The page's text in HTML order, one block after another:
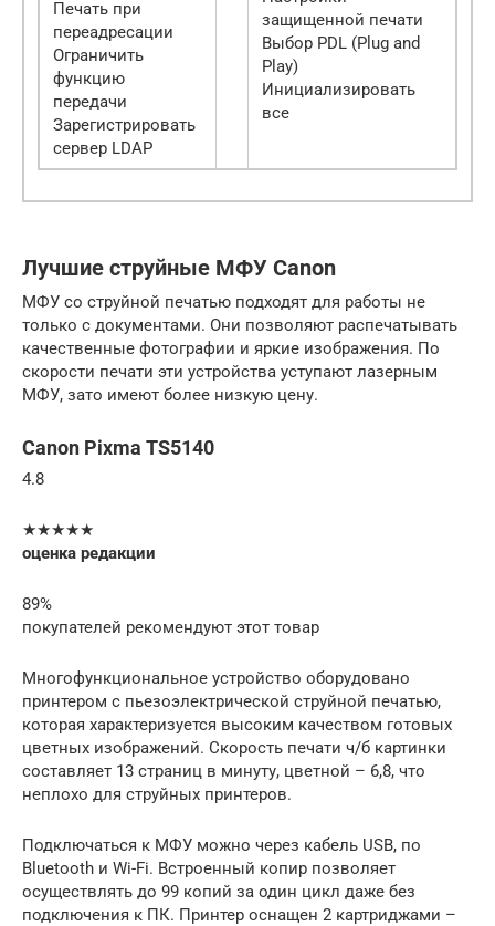
Печать при
переадресации
Ограничить
функцию
передачи
Зарегистрировать
сервер LDAP
защищенной печати
Выбор PDL (Plug and
Play)
Инициализировать
все
Лучшие струйные МФУ Canon
МФУ со струйной печатью подходят для работы не
только с документами. Они позволяют распечатывать
качественные фотографии и яркие изображения. По
скорости печати эти устройства уступают лазерным
МФУ, зато имеют более низкую цену.
Canon Pixma TS5140
4.8
★★★★★
оценка редакции
89%
покупателей рекомендуют этот товар
Многофункциональное устройство оборудовано
принтером с пьезоэлектрической струйной печатью,
которая характеризуется высоким качеством готовых
цветных изображений. Скорость печати ч/б картинки
составляет 13 страниц в минуту, цветной – 6,8, что
неплохо для струйных принтеров.
Подключаться к МФУ можно через кабель USB, по
Bluetooth и Wi-Fi. Встроенный копир позволяет
осуществлять до 99 копий за один цикл даже без
подключения к ПК. Принтер оснащен 2 картриджами –